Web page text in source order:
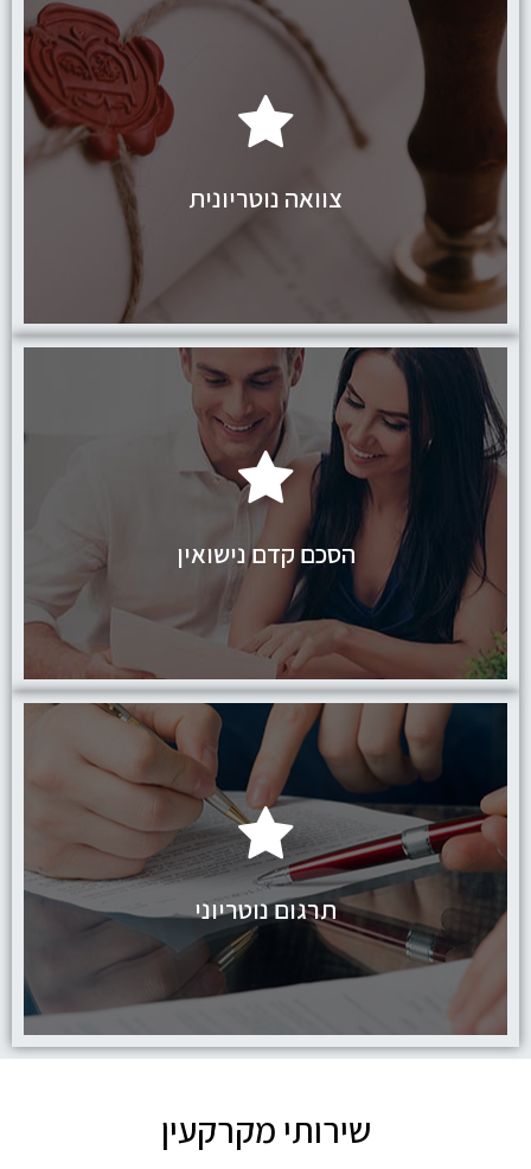
צוואה נוטריונית
הסכם קדם נישואין
תרגום נוטריוני
לחץ כאן
שירותי מקרקעין